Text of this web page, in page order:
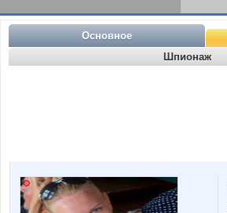
Основное
Шпионаж